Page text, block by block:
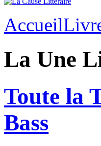
Accueil
La Une
Toute la
Bass